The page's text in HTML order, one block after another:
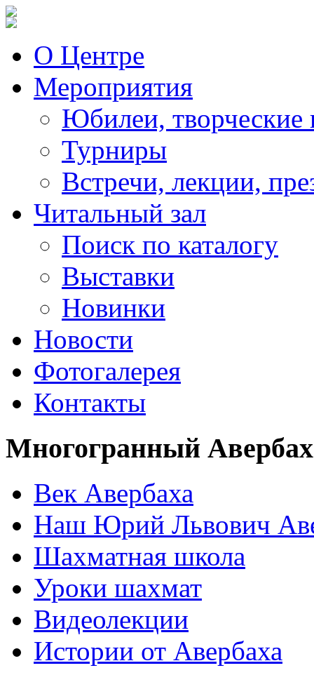
О Центре
Мероприятия
Юбилеи, творческие
Турниры
Встречи, лекции,
Читальный зал
Поиск по каталогу
Выставки
Новинки
Новости
Фотогалерея
Контакты
Многогранный Авербах
Век Авербаха
Наш Юрий Львович
Шахматная школа
Уроки шахмат
Видеолекции
Истории от Авербаха